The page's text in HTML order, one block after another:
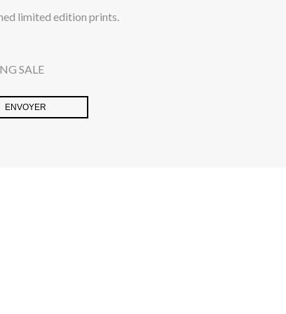
limited edition prints.
SALE